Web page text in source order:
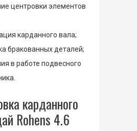
центровки элементов
карданного вала;
бракованных деталей;
в работе подвесного
карданного
Rohens 4.6